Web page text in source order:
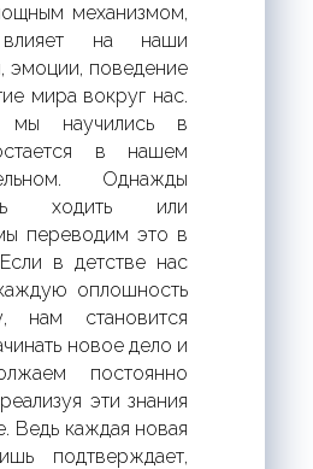
механизмом,
на наши
эмоции, поведение
мира вокруг нас.
научились в
в нашем
Однажды
ходить или
переводим это в
в детстве нас
оплошность
нам становится
новое дело и
постоянно
эти знания
Ведь каждая новая
подтверждает,